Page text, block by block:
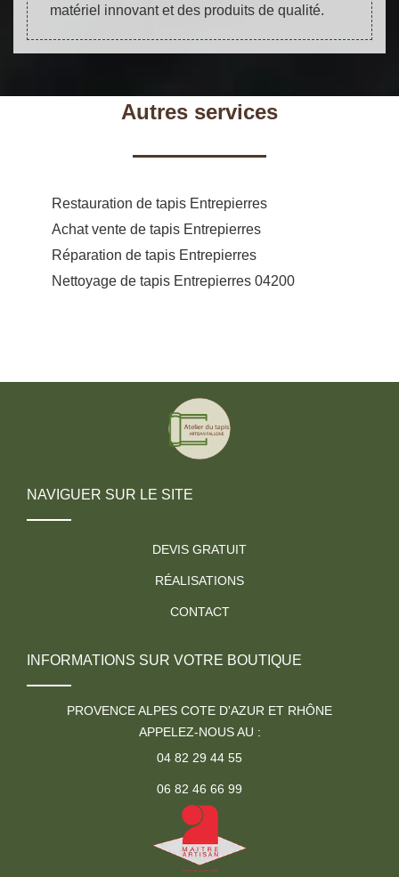
matériel innovant et des produits de qualité.
Autres services
Restauration de tapis Entrepierres
Achat vente de tapis Entrepierres
Réparation de tapis Entrepierres
Nettoyage de tapis Entrepierres 04200
NAVIGUER SUR LE SITE
DEVIS GRATUIT
RÉALISATIONS
CONTACT
INFORMATIONS SUR VOTRE BOUTIQUE
PROVENCE ALPES COTE D'AZUR ET RHÔNE
APPELEZ-NOUS AU :
04 82 29 44 55
06 82 46 66 99